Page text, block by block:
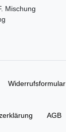
Mischung
Widerrufs­formular
AGB